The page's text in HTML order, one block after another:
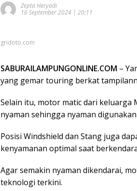
Zepta Heryadi
16 September 2024 | 20:11
gridoto.com
SABURAILAMPUNGONLINE.COM –
yang gemar touring berkat
Selain itu, motor matic dari keluarga
nyaman sehingga nyaman
Posisi Windshield dan Stang juga
kenyamanan optimal saat
Agar semakin nyaman dikendarai,
teknologi terkini.